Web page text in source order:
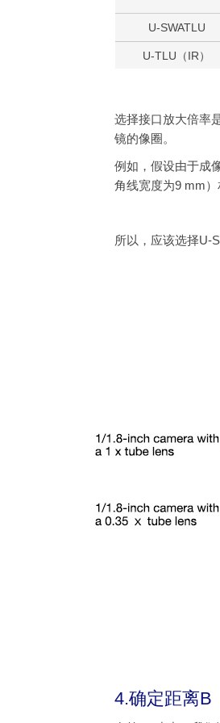
U-SWATLU
U-TLU（IR）
选择接口放大倍率
镜的像圈。
例如，假设由于成
角线宽度为9 mm）
所以，应该选择U-
4.确定距离B